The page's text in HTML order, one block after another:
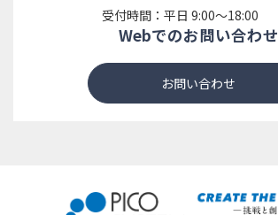
受付時間：平日 9:00～18:00
Webでのお問い合わせ
お問い合わせ